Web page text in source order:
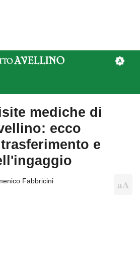
mediche di
ecco
e
Fabbricini